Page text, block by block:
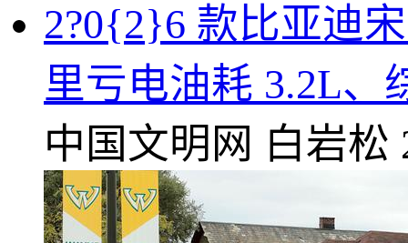
2?0{2}6 款比亚迪
里亏电油耗 3.2L、
中国文明网 白岩松